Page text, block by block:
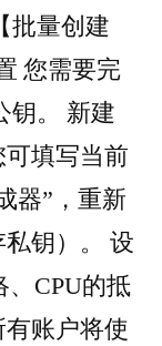
批量创建
您需要完
钥。 新建
填写当前
器”，重新
钥）。 设
、CPU的抵
账户将使